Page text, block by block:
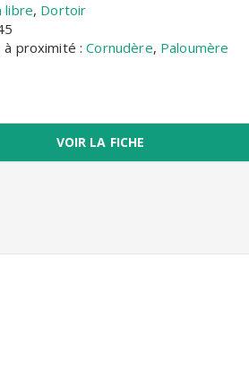
libre, Dortoir
à proximité :Cornudère, Paloumère
VOIR LA FICHE